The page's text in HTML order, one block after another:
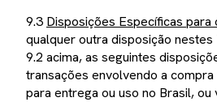
9.3 Disposições Específicas para
qualquer outra disposição
9.2 acima, as seguintes
transações envolvendo a
para entrega ou uso no Brasil,